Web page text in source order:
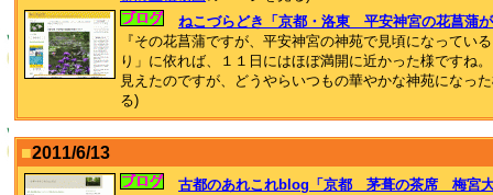
ねこづらどき「京都・洛東 平安神宮の花菖蒲
『その花菖蒲ですが、平安神宮の神苑で見頃になってい
り」に依れば、１１日にはほぼ満開に近かった様ですね
見えたのですが、どうやらいつもの華やかな神苑になっ
る)
■2011/6/13
古都のあれこれblog「京都 茅葺の茶席 梅宮